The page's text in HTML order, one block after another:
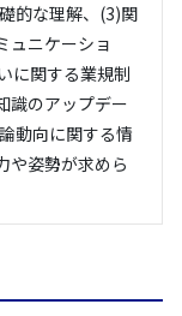
的な理解、(3)関
ュニケーショ
に関する業規制
識のアップデー
動向に関する情
や姿勢が求めら